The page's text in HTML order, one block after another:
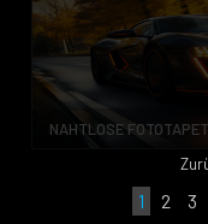
NAHTLOSE
1 2 3